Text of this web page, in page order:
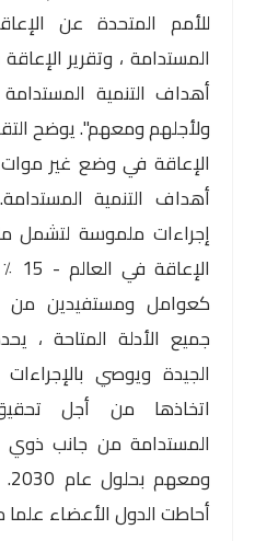
للأمم المتحدة عن
المستدامة ، وتقرير
أهداف التنمية
ولأجلهم ومعهم". يوضح
الإعاقة في وضع غير
أهداف التنمية
إجراءات ملموسة
كعوامل ومستفيدين من
جميع الأدلة المتاحة ،
الجيدة ويوصي
اتخاذها من أجل
المستدامة من جانب ذوي
أحاطت الدول الأعضاء علما